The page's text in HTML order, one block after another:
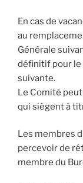
En cas de
au
Générale
définitif pour le
suivante.
Le Comité
qui siègent à
Les membres
percevoir de
membre du